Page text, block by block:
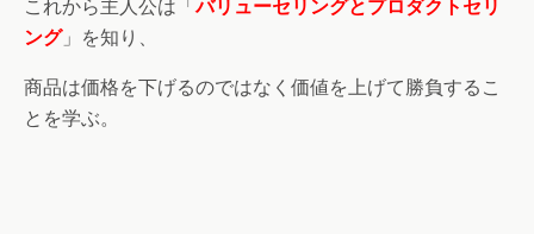
これから主人公は「バリューセリングとプロダクトセリ
ング」を知り、
商品は価格を下げるのではなく価値を上げて勝負するこ
とを学ぶ。